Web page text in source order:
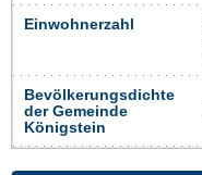
Einwohnerzahl
Bevölkerungsdichte
der Gemeinde
Königstein